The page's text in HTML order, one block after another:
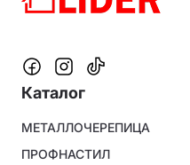
Каталог
Footer
menu
МЕТАЛЛОЧЕРЕПИЦА
ПРОФНАСТИЛ